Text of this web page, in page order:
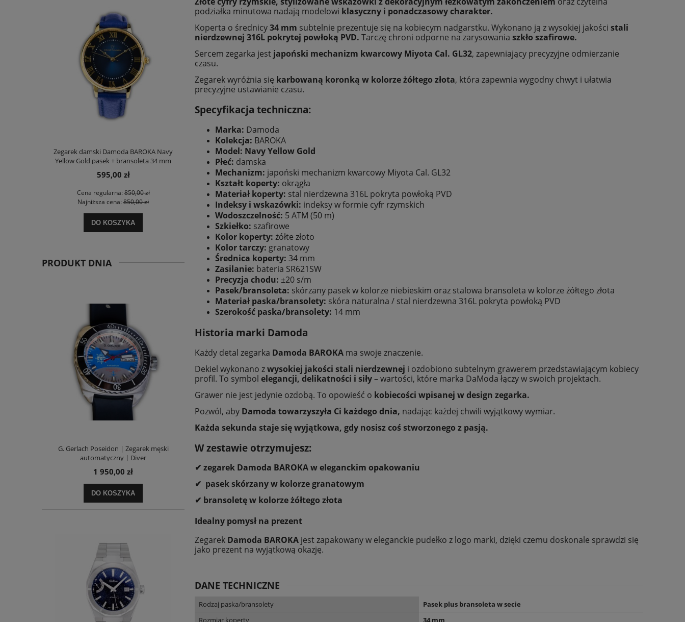
Zegarek damski Damoda BAROKA Navy
Yellow Gold pasek + bransoleta 34 mm
595,00 zł
Cena regularna:850,00 zł
Najniższa cena: 850,00 zł
DO KOSZYKA
PRODUKT DNIA
G. Gerlach Poseidon | Zegarek męski
automatyczny | Diver
1 950,00 zł
DO KOSZYKA
podziałka minutowa nadają modelowi klasyczny i ponadczasowy charakter.
Koperta o średnicy34 mm subtelnie prezentuje się na kobiecym nadgarstku. Wykonano ją z wysokiej jakości stali
nierdzewnej 316L pokrytej powłoką PVD. Tarczę chroni odporne na zarysowania szkło szafirowe.
Sercem zegarka jest japoński mechanizm kwarcowy Miyota Cal. GL32, zapewniający precyzyjne odmierzanie
czasu.
Zegarek wyróżnia się karbowaną koronką w kolorze żółtego złota, która zapewnia wygodny chwyt i ułatwia
precyzyjne ustawianie czasu.
Specyfikacja techniczna:
Marka: Damoda
Kolekcja: BAROKA
Model: Navy Yellow Gold
Płeć: damska
Mechanizm: japoński mechanizm kwarcowy Miyota Cal. GL32
Kształt koperty: okrągła
Materiał koperty: stal nierdzewna 316L pokryta powłoką PVD
Indeksy i wskazówki: indeksy w formie cyfr rzymskich
Wodoszczelność: 5 ATM (50 m)
Szkiełko: szafirowe
Kolor koperty: żółte złoto
Kolor tarczy: granatowy
Średnica koperty: 34 mm
Zasilanie: bateria SR621SW
Precyzja chodu: ±20 s/m
Pasek/bransoleta: skórzany pasek w kolorze niebieskim oraz stalowa bransoleta w kolorze żółtego złota
Materiał paska/bransolety: skóra naturalna / stal nierdzewna 316L pokryta powłoką PVD
Szerokość paska/bransolety: 14 mm
Historia marki Damoda
Każdy detal zegarka Damoda BAROKA ma swoje znaczenie.
Dekiel wykonano zwysokiej jakości stali nierdzewnej i ozdobiono subtelnym grawerem przedstawiającym kobiecy
profil. To symbol elegancji, delikatności i siły– wartości, które marka DaModa łączy w swoich projektach.
Grawer nie jest jedynie ozdobą. To opowieść o kobiecości wpisanej w design zegarka.
Pozwól, aby Damoda towarzyszyła Ci każdego dnia, nadając każdej chwili wyjątkowy wymiar.
Każda sekunda staje się wyjątkowa, gdy nosisz coś stworzonego z pasją.
W zestawie otrzymujesz:
✔ zegarek Damoda BAROKA w eleganckim opakowaniu
✔ pasek skórzany w kolorze granatowym
✔ bransoletę w kolorze żółtego złota
Idealny pomysł na prezent
Zegarek Damoda BAROKA jest zapakowany w eleganckie pudełko z logo marki, dzięki czemu doskonale sprawdzi się
jako prezent na wyjątkową okazję.
DANE TECHNICZNE
Rodzaj paska/bransolety
Pasek plus bransoleta w secie
Rozmiar koperty
34 mm